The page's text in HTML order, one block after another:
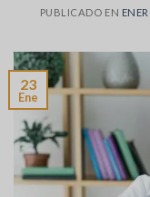
PUBLICADO EN
23
Ene